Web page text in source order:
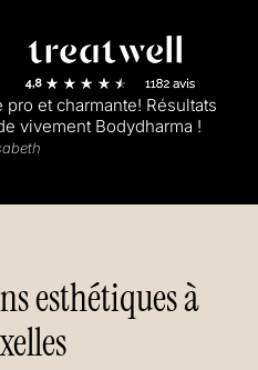
et charmante! Résultats
vivement Bodydharma !
esthétiques à